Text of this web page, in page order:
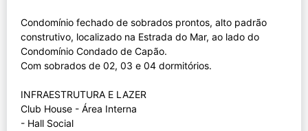
Condomínio fechado de sobrados prontos, alto padrão
construtivo, localizado na Estrada do Mar, ao lado do
Condomínio Condado de Capão.
Com sobrados de 02, 03 e 04 dormitórios.
INFRAESTRUTURA E LAZER
Club House - Área Interna
- Hall Social